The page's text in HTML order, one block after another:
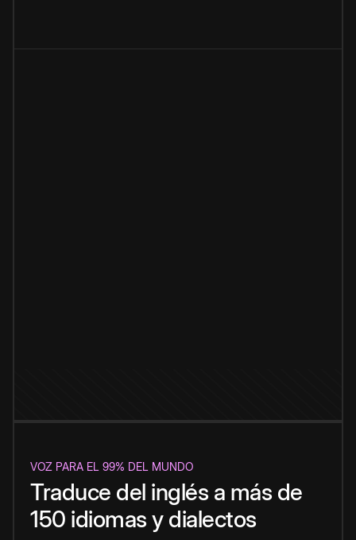
VOZ PARA EL 99% DEL MUNDO
Traduce del inglés a más de
150 idiomas y dialectos